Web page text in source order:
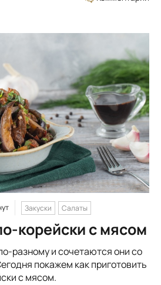
Закуски Салаты
корейски с мясом
разному и сочетаются они со
покажем как приготовить
с мясом.